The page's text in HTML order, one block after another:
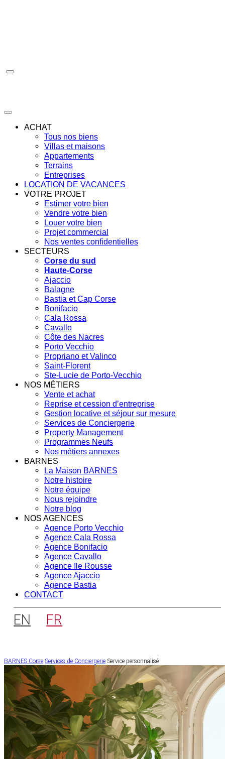
ACHAT
Tous nos biens
Villas et maisons
Appartements
Terrains
Entreprises
LOCATION DE VACANCES
VOTRE PROJET
Estimer votre bien
Vendre votre bien
Louer votre bien
Projet commercial
Nos ventes confidentielles
SECTEURS
Corse du sud
Haute-Corse
Ajaccio
Balagne
Bastia et Cap Corse
Bonifacio
Cala Rossa
Cavallo
Côte des Nacres
Porto Vecchio
Propriano et Valinco
Saint-Florent
Ste-Lucie de Porto-Vecchio
NOS MÉTIERS
Vente et achat
Reprise et cession d’entreprise
Gestion locative et séjour sur mesure
Services de Conciergerie
Property Management
Programmes Neufs
Nos métiers annexes
BARNES
La Maison BARNES
Notre histoire
Notre équipe
Nous rejoindre
Notre blog
NOS AGENCES
Agence Porto Vecchio
Agence Cala Rossa
Agence Bonifacio
Agence Cavallo
Agence Ile Rousse
Agence Ajaccio
Agence Bastia
CONTACT
EN FR
BARNES Corse Services de Conciergerie Service personnalisé